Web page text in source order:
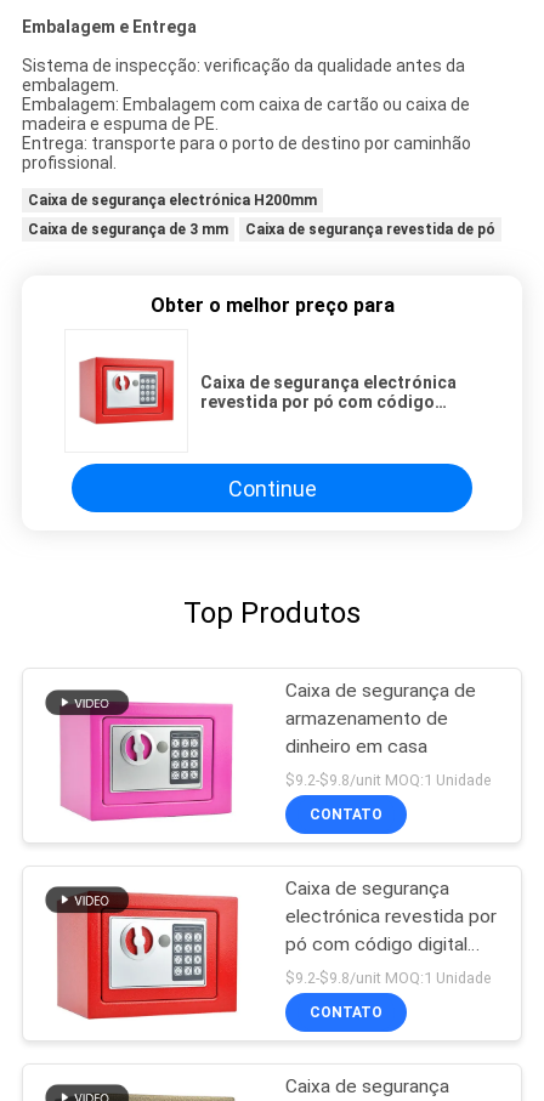
Embalagem e Entrega
Sistema de inspecção: verificação da qualidade antes da
embalagem.
Embalagem: Embalagem com caixa de cartão ou caixa de
madeira e espuma de PE.
Entrega: transporte para o porto de destino por caminhão
profissional.
Caixa de segurança electrónica H200mm
Caixa de segurança de 3 mm
Caixa de segurança revestida de pó
Obter o melhor preço para
Caixa de segurança electrónica
revestida por pó com código
Continue
Top Produtos
Caixa de segurança de
armazenamento de
dinheiro em casa
$9.2-$9.8/unit MOQ:1 Unidade
CONTATO
Caixa de segurança
electrónica revestida por
pó com código digital
MUCHN
$9.2-$9.8/unit MOQ:1 Unidade
CONTATO
Caixa de segurança